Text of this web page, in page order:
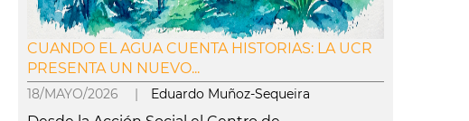
CUANDO EL AGUA CUENTA HISTORIAS: LA UCR
PRESENTA UN NUEVO...
18/MAYO/2026 | Eduardo Muñoz-Sequeira